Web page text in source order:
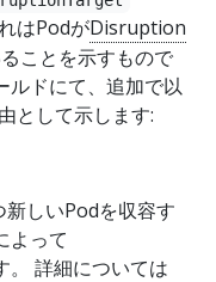
はPodがDisruption
ことを示すもので
ルドにて、追加で以
として示します:
しいPodを収容す
よって
。 詳細については